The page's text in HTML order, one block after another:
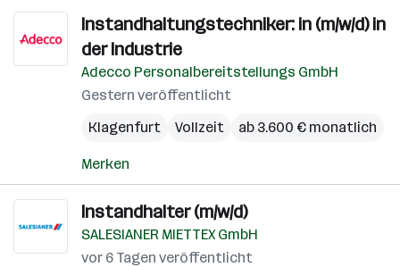
Instandhaltungstechniker: in (m/w/d) in
der Industrie
Adecco Personalbereitstellungs GmbH
Gestern veröffentlicht
Klagenfurt
Vollzeit ab 3.600 € monatlich
Merken
Instandhalter (m/w/d)
SALESIANER MIETTEX GmbH
vor 6 Tagen veröffentlicht